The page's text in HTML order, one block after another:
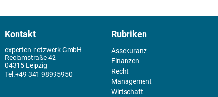
Kontakt
experten-netzwerk GmbH
Reclamstraße 42
04315 Leipzig
+49 341 98995950
Rubriken
Assekuranz
Finanzen
Recht
Management
Wirtschaft